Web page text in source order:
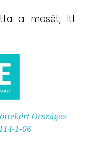
a mesét, itt